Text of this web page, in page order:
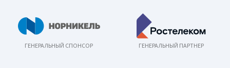
ГЕНЕРАЛЬНЫЙ СПОНСОР ГЕНЕРАЛЬНЫЙ ПАРТНЕР